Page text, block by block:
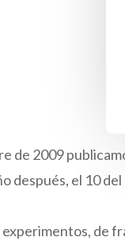
de 2009
después, el 10
de